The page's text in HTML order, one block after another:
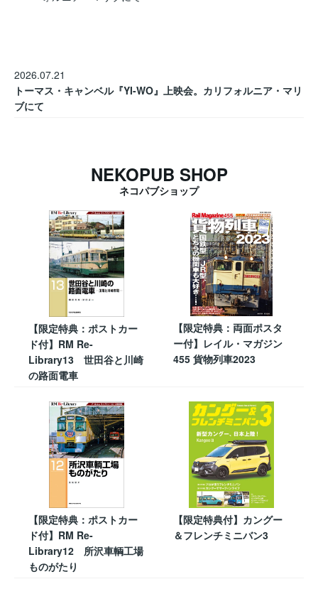
2026.07.21
トーマス・キャンベル『YI-WO』上映会。カリフォルニア・マリ
ブにて
NEKOPUB SHOP
ネコパブショップ
【限定特典：ポストカー
ド付】RM Re-
Library13 世田谷と川崎
の路面電車
【限定特典：両面ポスタ
ー付】レイル・マガジン
455 貨物列車2023
【限定特典：ポストカー
ド付】RM Re-
Library12 所沢車輌工場
ものがたり
【限定特典付】カングー
＆フレンチミニバン3